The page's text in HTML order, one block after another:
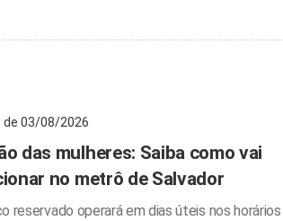
de 03/08/2026
das mulheres: Saiba como vai
no metrô de Salvador
reservado operará em dias úteis nos horários